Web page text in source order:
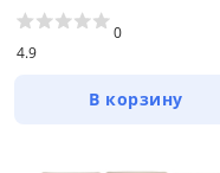
4.9
0
В корзину